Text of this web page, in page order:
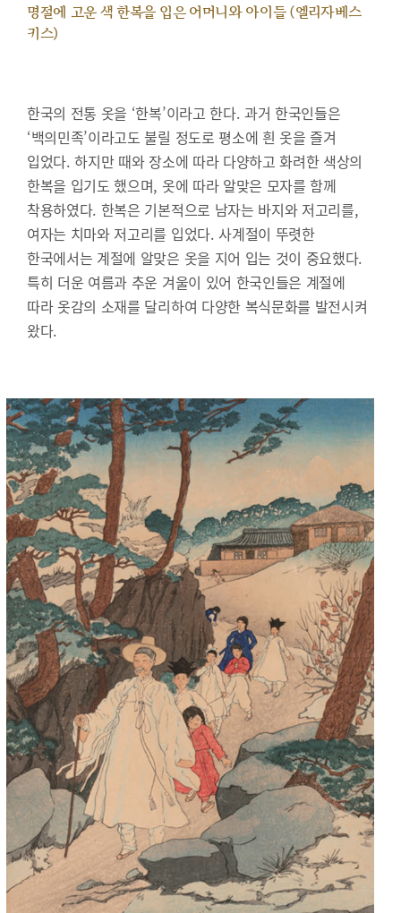
명절에 고운 색 한복을 입은 어머니와 아이들 (엘리자베스
키스)
한국의 전통 옷을 ‘한복’이라고 한다. 과거 한국인들은
‘백의민족’이라고도 불릴 정도로 평소에 흰 옷을 즐겨
입었다. 하지만 때와 장소에 따라 다양하고 화려한 색상의
한복을 입기도 했으며, 옷에 따라 알맞은 모자를 함께
착용하였다. 한복은 기본적으로 남자는 바지와 저고리를,
여자는 치마와 저고리를 입었다. 사계절이 뚜렷한
한국에서는 계절에 알맞은 옷을 지어 입는 것이 중요했다.
특히 더운 여름과 추운 겨울이 있어 한국인들은 계절에
따라 옷감의 소재를 달리하여 다양한 복식문화를 발전시켜
왔다.